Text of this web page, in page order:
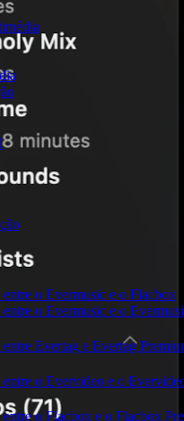
o Evermusic e o Flacbox
o Evermusic e o
Evertag e Evertag
o Evervideo e o
o Flacbox e o Flacbox